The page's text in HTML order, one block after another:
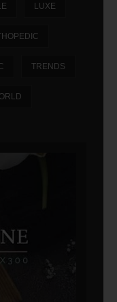
LUXE
TRENDS